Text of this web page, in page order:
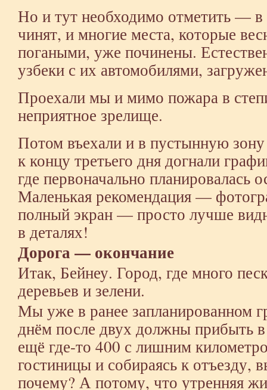
Но и тут необходимо отметить — в
чинят, и многие места, которые
погаными, уже починены.
узбеки с их автомобилями,
Проехали мы и мимо пожара в
неприятное зрелище.
Потом въехали и в пустынную
к концу третьего дня догнали
где первоначально планировалась
Маленькая рекомендация —
полный экран — просто лучше
в деталях!
Дорога — окончание
Итак, Бейнеу. Город, где много
деревьев и зелени.
Мы уже в ранее запланированном
днём после двух должны прибыть
ещё где-то 400 с лишним
гостиницы и собираясь к отъезду,
почему? А потому, что утренняя